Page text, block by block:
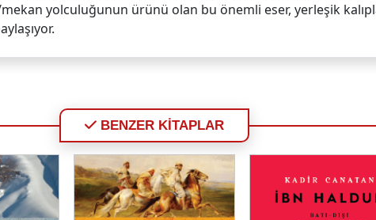
yolculuğunun ürünü olan bu önemli eser, yerleşik
BENZER KİTAPLAR